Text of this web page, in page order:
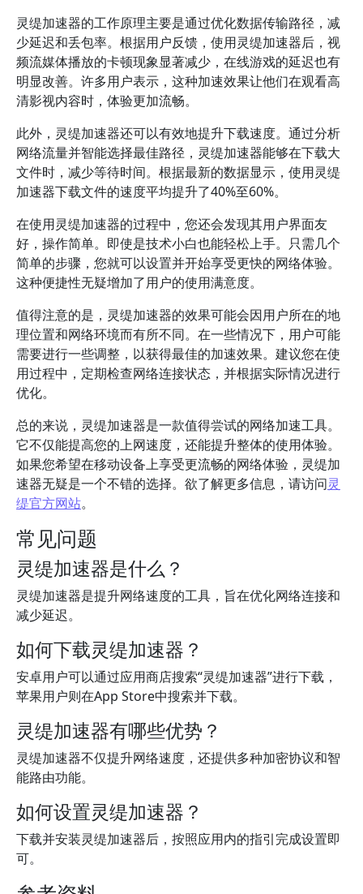
灵缇加速器的工作原理主要是通过优化数据传输路径，减
少延迟和丢包率。根据用户反馈，使用灵缇加速器后，视
频流媒体播放的卡顿现象显著减少，在线游戏的延迟也有
明显改善。许多用户表示，这种加速效果让他们在观看高
清影视内容时，体验更加流畅。
此外，灵缇加速器还可以有效地提升下载速度。通过分析
网络流量并智能选择最佳路径，灵缇加速器能够在下载大
文件时，减少等待时间。根据最新的数据显示，使用灵缇
加速器下载文件的速度平均提升了40%至60%。
在使用灵缇加速器的过程中，您还会发现其用户界面友
好，操作简单。即使是技术小白也能轻松上手。只需几个
简单的步骤，您就可以设置并开始享受更快的网络体验。
这种便捷性无疑增加了用户的使用满意度。
值得注意的是，灵缇加速器的效果可能会因用户所在的地
理位置和网络环境而有所不同。在一些情况下，用户可能
需要进行一些调整，以获得最佳的加速效果。建议您在使
用过程中，定期检查网络连接状态，并根据实际情况进行
优化。
总的来说，灵缇加速器是一款值得尝试的网络加速工具。
它不仅能提高您的上网速度，还能提升整体的使用体验。
如果您希望在移动设备上享受更流畅的网络体验，灵缇加
速器无疑是一个不错的选择。欲了解更多信息，请访问灵
缇官方网站。
常见问题
灵缇加速器是什么？
灵缇加速器是提升网络速度的工具，旨在优化网络连接和
减少延迟。
如何下载灵缇加速器？
安卓用户可以通过应用商店搜索“灵缇加速器”进行下载，
苹果用户则在App Store中搜索并下载。
灵缇加速器有哪些优势？
灵缇加速器不仅提升网络速度，还提供多种加密协议和智
能路由功能。
如何设置灵缇加速器？
下载并安装灵缇加速器后，按照应用内的指引完成设置即
可。